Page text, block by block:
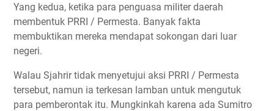
Yang kedua, ketika para penguasa militer daerah
membentuk PRRI / Permesta. Banyak fakta
membuktikan mereka mendapat sokongan dari luar
negeri.
Walau Sjahrir tidak menyetujui aksi PRRI / Permesta
tersebut, namun ia terkesan lamban untuk mengutuk
para pemberontak itu. Mungkinkah karena ada Sumitro